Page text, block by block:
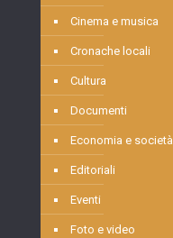
Cinema e musica
Cronache locali
Cultura
Documenti
Economia e società
Editoriali
Eventi
Foto e video